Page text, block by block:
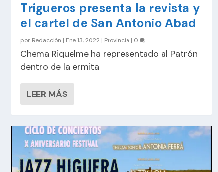
Trigueros presenta la revista y
el cartel de San Antonio Abad
por Redacción | Ene 13, 2022 | Provincia | 0
Chema Riquelme ha representado al Patrón
dentro de la ermita
LEER MÁS